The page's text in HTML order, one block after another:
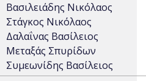
Βασιλειάδης Νικόλαος
Στάγκος Νικόλαος
Δαλαΐνας Βασίλειος
Μεταξάς Σπυρίδων
Συμεωνίδης Βασίλειος